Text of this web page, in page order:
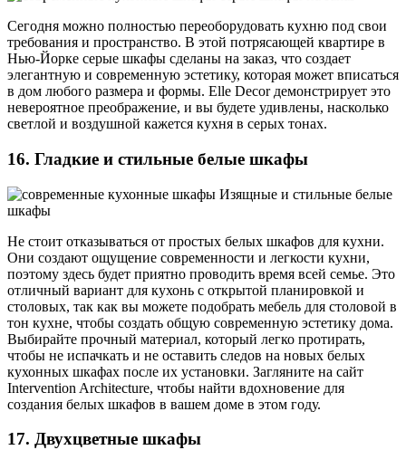
Сегодня можно полностью переоборудовать кухню под свои
требования и пространство. В этой потрясающей квартире в
Нью-Йорке серые шкафы сделаны на заказ, что создает
элегантную и современную эстетику, которая может вписаться
в дом любого размера и формы. Elle Decor демонстрирует это
невероятное преображение, и вы будете удивлены, насколько
светлой и воздушной кажется кухня в серых тонах.
16. Гладкие и стильные белые шкафы
Не стоит отказываться от простых белых шкафов для кухни.
Они создают ощущение современности и легкости кухни,
поэтому здесь будет приятно проводить время всей семье. Это
отличный вариант для кухонь с открытой планировкой и
столовых, так как вы можете подобрать мебель для столовой в
тон кухне, чтобы создать общую современную эстетику дома.
Выбирайте прочный материал, который легко протирать,
чтобы не испачкать и не оставить следов на новых белых
кухонных шкафах после их установки. Загляните на сайт
Intervention Architecture, чтобы найти вдохновение для
создания белых шкафов в вашем доме в этом году.
17. Двухцветные шкафы